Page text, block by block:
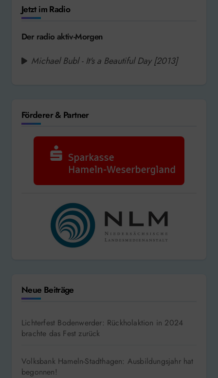
Jetzt im Radio
Der radio aktiv-Morgen
Michael Bubl - It's a Beautiful Day [2013]
Förderer & Partner
Neue Beiträge
Lichterfest Bodenwerder: Rückholaktion in 2024
brachte das Fest zurück
Volksbank Hameln-Stadthagen: Ausbildungsjahr hat
begonnen!